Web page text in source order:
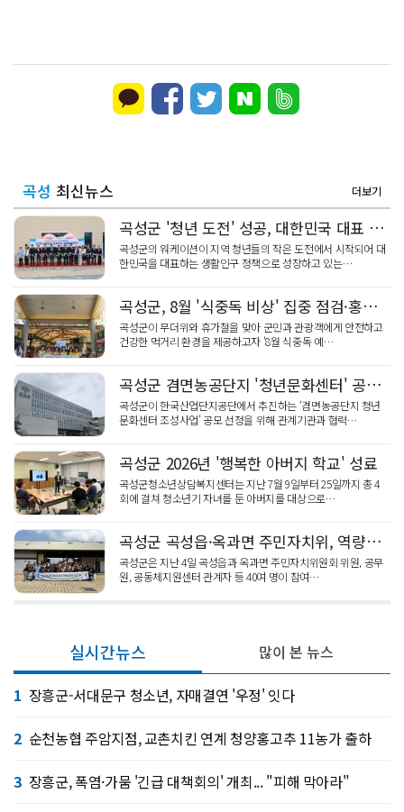
곡성 최신뉴스 더보기
곡성군 '청년 도전' 성공, 대한민국 대표 워케이션 도시
곡성군의 워케이션이 지역 청년들의 작은 도전에서 시작되어 대
한민국을 대표하는 생활인구 정책으로 성장하고 있는…
곡성군, 8월 '식중독 비상' 집중 점검·홍보 총력
곡성군이 무더위와 휴가철을 맞아 군민과 관광객에게 안전하고
건강한 먹거리 환경을 제공하고자 '8월 식중독 예…
곡성군 겸면농공단지 '청년문화센터' 공모 총력
곡성군이 한국산업단지공단에서 추진하는 ‘겸면농공단지 청년
문화센터 조성사업’ 공모 선정을 위해 관계기관과 협력…
곡성군 2026년 '행복한 아버지 학교' 성료
곡성군청소년상담복지센터는 지난 7월 9일부터 25일까지 총 4
회에 걸쳐 청소년기 자녀를 둔 아버지를 대상으로…
곡성군 곡성읍·옥과면 주민자치위, 역량강화 워크숍
곡성군은 지난 4일 곡성읍과 옥과면 주민자치위원회 위원, 공무
원, 공동체지원센터 관계자 등 40여 명이 참여…
실시간뉴스
1 장흥군-서대문구 청소년, 자매결연 '우정' 잇다
2 순천농협 주암지점, 교촌치킨 연계 청양홍고추 11농가 출하
3 장흥군, 폭염·가뭄 '긴급 대책회의' 개최... "피해 막아라"
많이 본 뉴스